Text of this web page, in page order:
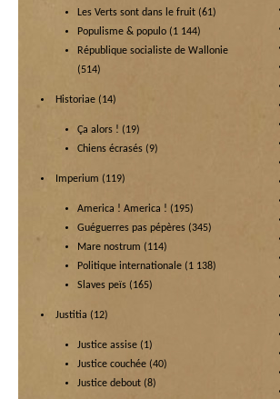
Les Verts sont dans le fruit (61)
Populisme & populo (1 144)
République socialiste de Wallonie
(514)
Historiae (14)
Ça alors ! (19)
Chiens écrasés (9)
Imperium (119)
America ! America ! (195)
Guéguerres pas pépères (345)
Mare nostrum (114)
Politique internationale (1 138)
Slaves peïs (165)
Justitia (12)
Justice assise (1)
Justice couchée (40)
Justice debout (8)